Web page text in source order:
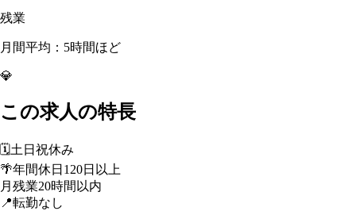
残業
月間平均：5時間ほど
💎
この求人の特長
🗓️土日祝休み
🌴年間休日120日以上
月残業20時間以内
📍転勤なし